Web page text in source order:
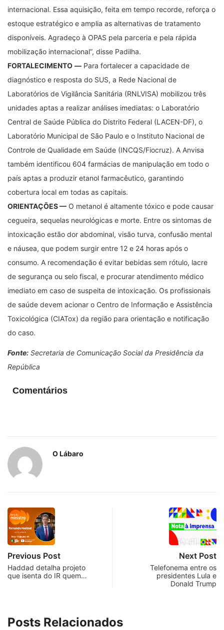
internacional. Essa aquisição, feita em tempo recorde, reforça o
estoque estratégico e amplia as alternativas de tratamento
disponíveis. Agradeço à OPAS pela parceria e pela rápida
mobilização internacional”, disse Padilha.
FORTALECIMENTO — Para fortalecer a capacidade de
diagnóstico e resposta do SUS, a Rede Nacional de
Laboratórios de Vigilância Sanitária (RNLVISA) mobilizou três
unidades aptas a realizar análises imediatas: o Laboratório
Central de Saúde Pública do Distrito Federal (LACEN-DF), o
Laboratório Municipal de São Paulo e o Instituto Nacional de
Controle de Qualidade em Saúde (INCQS/Fiocruz). A Anvisa
também identificou 604 farmácias de manipulação em todo o
país aptas a produzir etanol farmacêutico, garantindo
cobertura local em todas as capitais.
ORIENTAÇÕES — O metanol é altamente tóxico e pode causar
cegueira, sequelas neurológicas e morte. Entre os sintomas de
intoxicação estão dor abdominal, visão turva, confusão mental
e náusea, que podem surgir entre 12 e 24 horas após o
consumo. A recomendação é evitar bebidas sem rótulo, lacre
de segurança ou selo fiscal, e procurar atendimento médico
imediato em caso de suspeita de intoxicação. Os profissionais
de saúde devem acionar o Centro de Informação e Assistência
Toxicológica (CIATox) da região para orientação e notificação
do caso.
Fonte: Secretaria de Comunicação Social da Presidência da
República
Comentários
O Lábaro
Previous Post
Haddad detalha projeto
que isenta do IR quem…
Next Post
Telefonema entre os
presidentes Lula e
Donald Trump
Posts Relacionados